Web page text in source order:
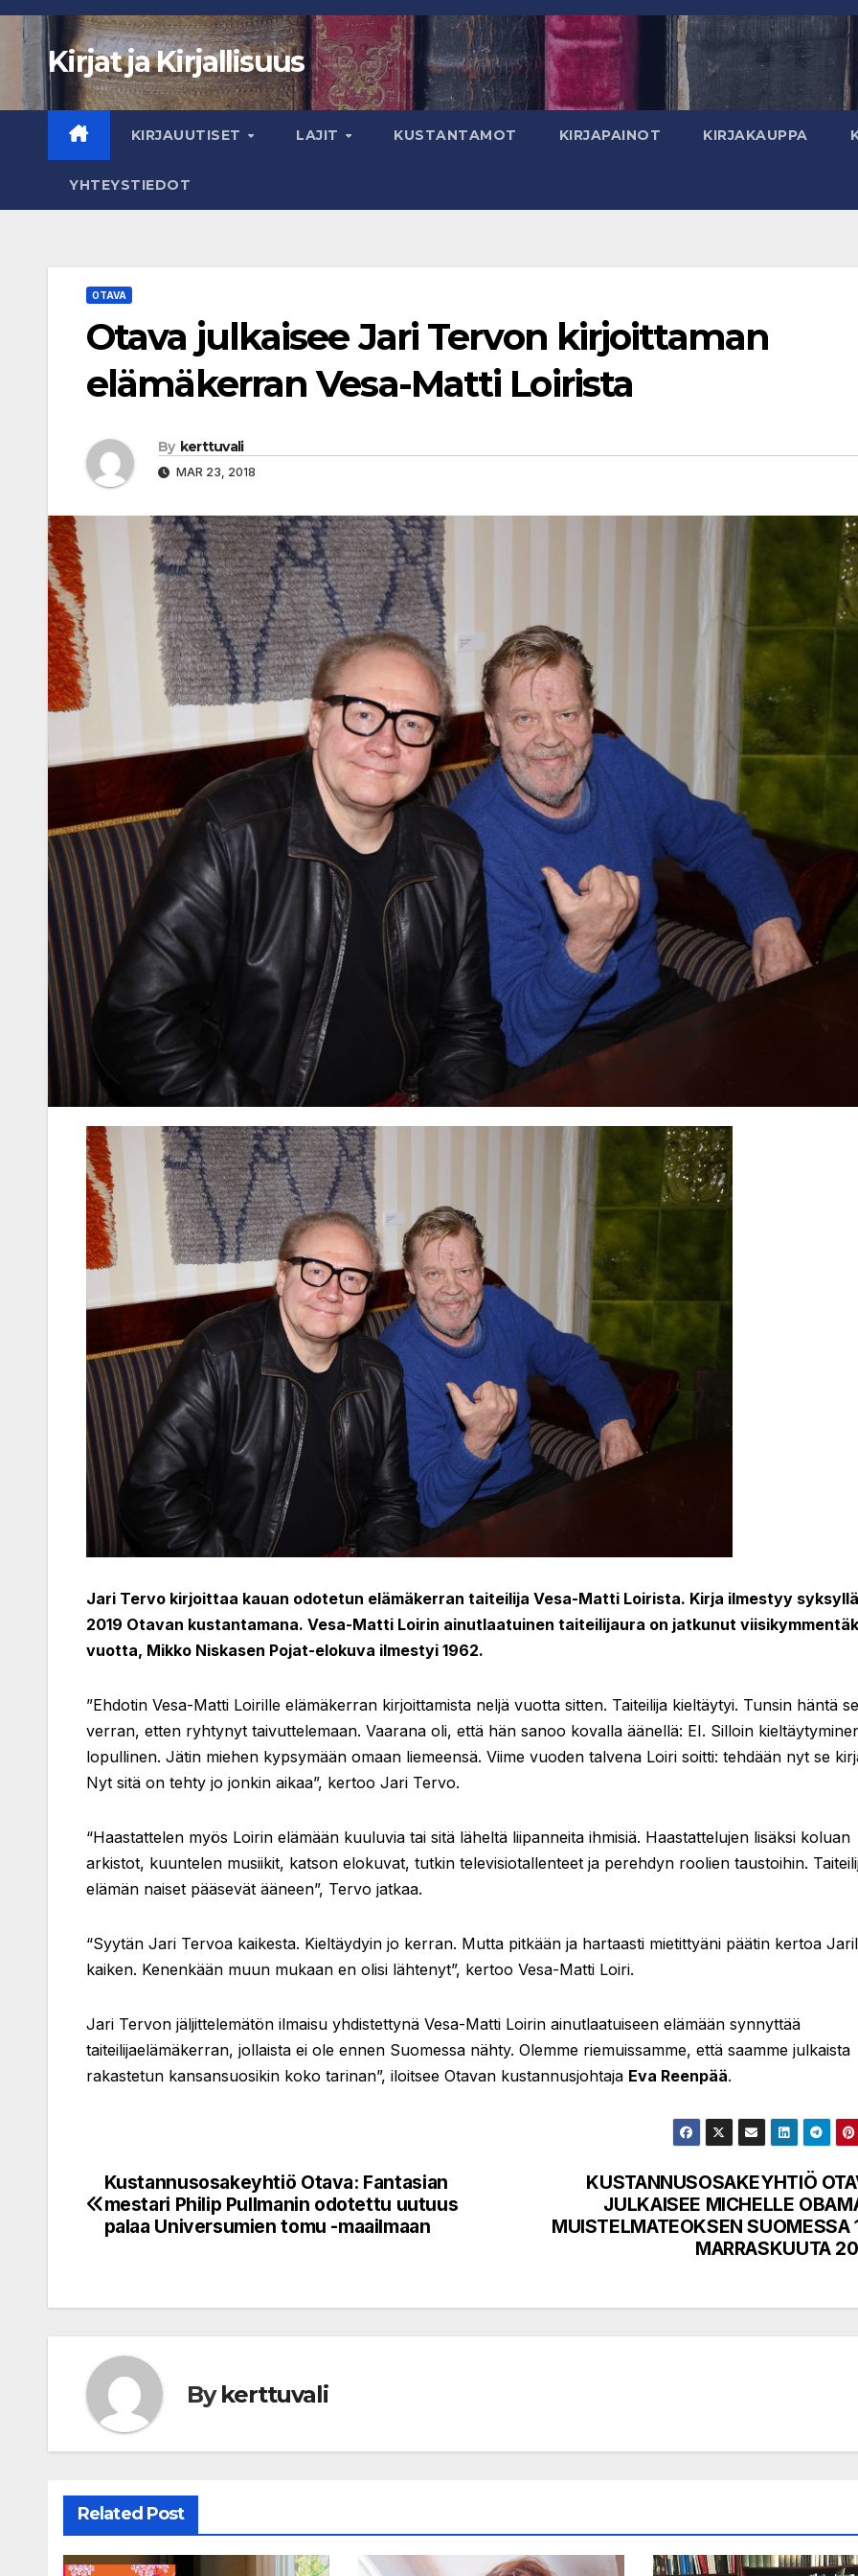
Skip
contentKirjat ja Kirjallisuus
KIRJAUUTISET LAJIT KUSTANTAMOT KIRJAPAINOT KIRJAKAUPPA
YHTEYSTIEDOT
OTAVA
Otava julkaisee Jari Tervon kirjoittaman
elämäkerran Vesa-Matti Loirista
By kerttuvali
MAR 23, 2018
Jari Tervo kirjoittaa kauan odotetun elämäkerran taiteilija Vesa-Matti Loirista. Kirja ilmestyy syksyllä
2019 Otavan kustantamana. Vesa-Matti Loirin ainutlaatuinen taiteilijaura on jatkunut
vuotta, Mikko Niskasen Pojat-elokuva ilmestyi 1962.
”Ehdotin Vesa-Matti Loirille elämäkerran kirjoittamista neljä vuotta sitten. Taiteilija kieltäytyi. Tunsin häntä
verran, etten ryhtynyt taivuttelemaan. Vaarana oli, että hän sanoo kovalla äänellä: EI. Silloin
lopullinen. Jätin miehen kypsymään omaan liemeensä. Viime vuoden talvena Loiri soitti: tehdään nyt se
Nyt sitä on tehty jo jonkin aikaa”, kertoo Jari Tervo.
“Haastattelen myös Loirin elämään kuuluvia tai sitä läheltä liipanneita ihmisiä. Haastattelujen lisäksi koluan
arkistot, kuuntelen musiikit, katson elokuvat, tutkin televisiotallenteet ja perehdyn roolien taustoihin.
elämän naiset pääsevät ääneen”, Tervo jatkaa.
“Syytän Jari Tervoa kaikesta. Kieltäydyin jo kerran. Mutta pitkään ja hartaasti mietittyäni päätin kertoa
kaiken. Kenenkään muun mukaan en olisi lähtenyt”, kertoo Vesa-Matti Loiri.
Jari Tervon jäljittelemätön ilmaisu yhdistettynä Vesa-Matti Loirin ainutlaatuiseen elämään synnyttää
taiteilijaelämäkerran, jollaista ei ole ennen Suomessa nähty. Olemme riemuissamme, että saamme julkaista
rakastetun kansansuosikin koko tarinan”, iloitsee Otavan kustannusjohtaja Eva Reenpää.
Post
navigation
KUSTANNUSOSAKEYHTIÖ
JULKAISEE MICHELLE
MUISTELMATEOKSEN SUOMESSA
MARRASKUUTA
Kustannusosakeyhtiö Otava: Fantasian
mestari Philip Pullmanin odotettu uutuus
palaa Universumien tomu -maailmaan
Bykerttuvali
Related Post